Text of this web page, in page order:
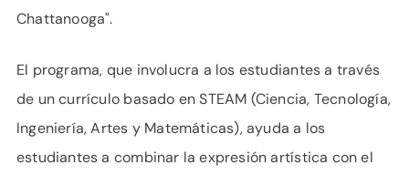
Chattanooga".
El programa, que involucra a los estudiantes a través
de un currículo basado en STEAM (Ciencia, Tecnología,
Ingeniería, Artes y Matemáticas), ayuda a los
estudiantes a combinar la expresión artística con el